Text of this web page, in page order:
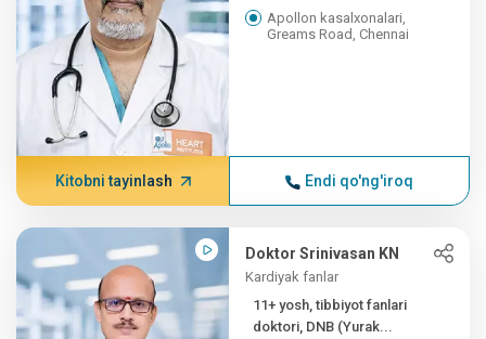
Apollon kasalxonalari,
Greams Road, Chennai
Kitobni tayinlash Endi qo'ng'iroq
Doktor Srinivasan KN
Kardiyak fanlar
11+ yosh, tibbiyot fanlari
doktori, DNB (Yurak...